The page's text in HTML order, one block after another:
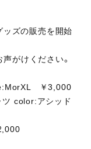
ッズの販売を開始
がけください。
￥3,000
ツ color:アシッド